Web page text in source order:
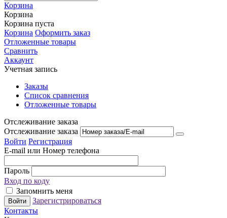
Корзина
Корзина
Корзина пуста
Корзина Оформить заказ
Отложенные товары
Сравнить
Аккаунт
Учетная запись
Заказы
Список сравнения
Отложенные товары
Отслеживание заказа
Отслеживание заказа
Войти Регистрация
E-mail или Номер телефона
Пароль
Вход по коду
Запомнить меня
Войти
Зарегистрироваться
Контакты